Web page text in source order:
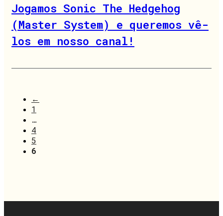
Jogamos Sonic The Hedgehog
(Master System) e queremos vê-
los em nosso canal!
←
1
…
4
5
6